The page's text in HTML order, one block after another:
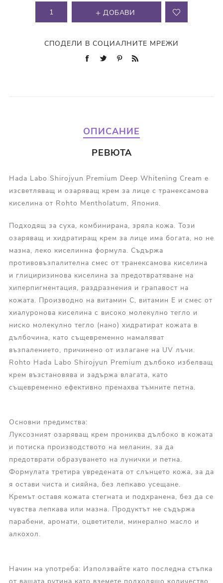
ДОБАВИ
СПОДЕЛИ В СОЦИАЛНИТЕ МРЕЖИ
ОПИСАНИЕ
РЕВЮТА
Hada Labo Shirojyun Premium Deep Whitening Cream е
изсветляващ и озаряващ крем за лице с транексамова
киселина от Rohto Mentholatum, Япония.
Подходящ за суха, комбинирана, зряла кожа. Този
озаряващ и хидратиращ крем за лице има богата, но не
мазна, леко киселинна формула. Съдържа
противовъзпалителна смес от транексамова киселина
и глициризинова киселина за предотвратяване на
хиперпигментация, раздразнения и грапавост на
кожата. Производно на витамин С, витамин Е и смес от
хиалуронова киселина с високо молекулно тегло и
ниско молекулно тегло (нано) хидратират кожата в
дълбочина, като същевременно намаляват
възпалението, причинено от излагане на UV лъчи.
Rohto Hada Labo Shirojyun Premium дълбоко избелващ
крем възстановява и задържа влагата, като
същевременно ефективно премахва тъмните петна.
Основни предимства:
Луксозният озаряващ крем прониква дълбоко в кожата
и потиска производството на меланин, за да
предотврати образуването на лунички и петна.
Формулата третира увредената от слънцето кожа, за да
я остави чиста и сияйна, без лепкаво усещане.
Кремът оставя кожата стегната и подхранена, без да се
чувства лепкава или мазна. Продуктът не съдържа
парабени, аромати, оцветители, минерално масло и
алкохол.
Начин на употреба: Използвайте като последна стъпка